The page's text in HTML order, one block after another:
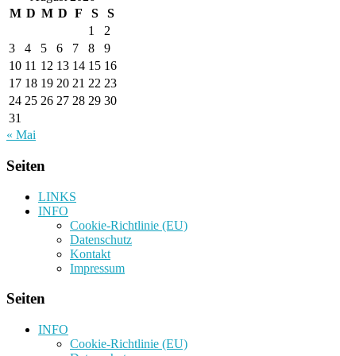
M D M D F S
S
1
2
3
4 5 6 7 8
9
10 11 12 13 14 15 16
17 18 19 20 21 22 23
24 25 26 27 28 29 30
31
« Mai
Seiten
LINKS
INFO
Cookie-Richtlinie (EU)
Datenschutz
Kontakt
Impressum
Seiten
INFO
Cookie-Richtlinie (EU)